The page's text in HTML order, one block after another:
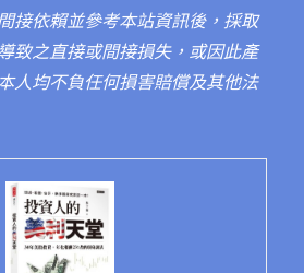
接依賴並參考本站資訊後，採取
致之直接或間接損失，或因此產
人均不負任何損害賠償及其他法